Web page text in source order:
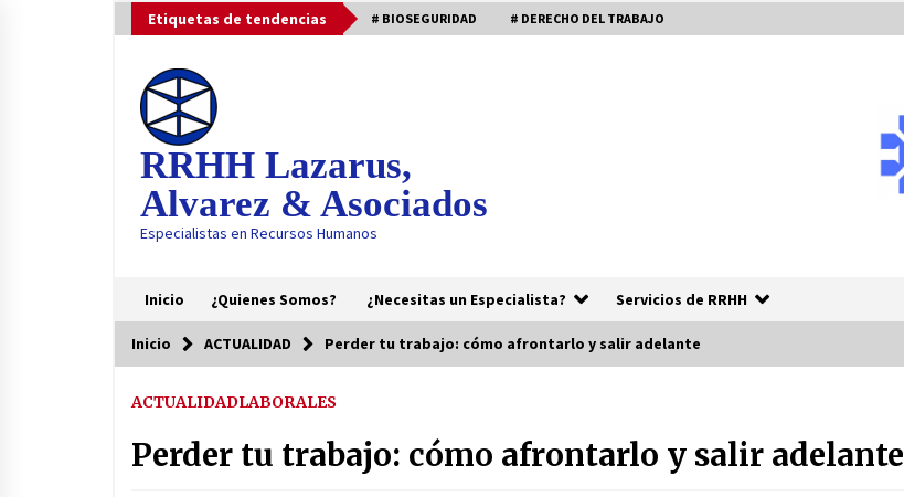
Saltar
al
Etiquetas de tendencias # BIOSEGURIDAD # DERECHO DEL TRABAJO
RRHH Lazarus,
Alvarez & Asociados
Especialistas en Recursos Humanos
Inicio ¿Quienes Somos? ¿Necesitas un Especialista? Servicios de RRHH
Tendencia
La Ciberseguridad se Convierte en
una Habilidad Blanda Crítica
5 años atrás
Inicio ACTUALIDAD Perder tu trabajo: cómo afrontarlo y salir adelante
ACTUALIDADLABORALES
Perder tu trabajo: cómo afrontarlo y salir adelante